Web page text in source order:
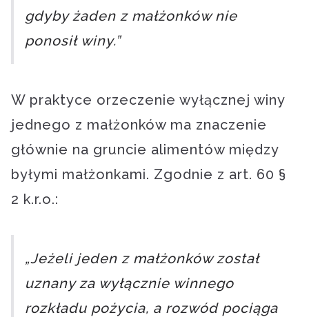
gdyby żaden z małżonków nie
ponosił winy.”
W praktyce orzeczenie wyłącznej winy
jednego z małżonków ma znaczenie
głównie na gruncie alimentów między
byłymi małżonkami. Zgodnie z art. 60 §
2 k.r.o.:
„Jeżeli jeden z małżonków został
uznany za wyłącznie winnego
rozkładu pożycia, a rozwód pociąga